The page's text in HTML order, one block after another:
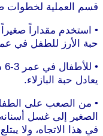
قسم العملية لخطوات
• استخدم مقداراً
حبة الأرز للطفل في عمر
يعادل حبة البازلاء.
• من الصعب على
الصغير إلى غسل
في هذا الاتجاه، ولا